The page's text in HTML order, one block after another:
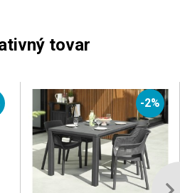
tovar
-2%